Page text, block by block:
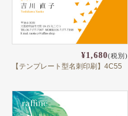
¥1,680(税別)
【テンプレート型名刺印刷】4C55